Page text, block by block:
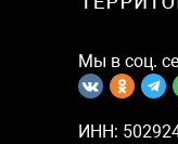
Мы в соц.
ИНН: